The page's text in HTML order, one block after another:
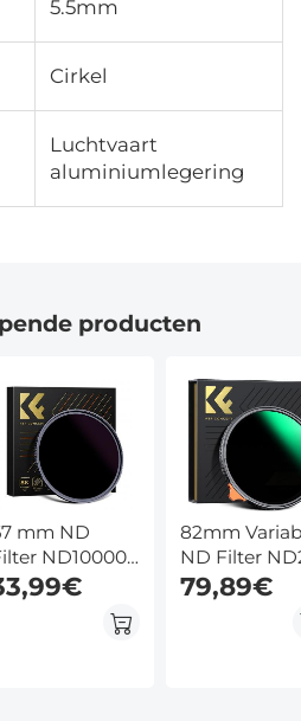
5.5mm
Cirkel
Luchtvaart
aluminiumlegering
producten
mm ND
ND100000
16.6
Stops Solide
82mm
ND Filter
ND400 (1 - 9
Stops)
79,89€